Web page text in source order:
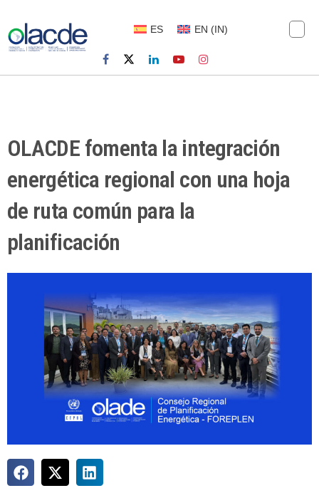
ES EN (IN)
OLACDE fomenta la integración
energética regional con una hoja
de ruta común para la
planificación